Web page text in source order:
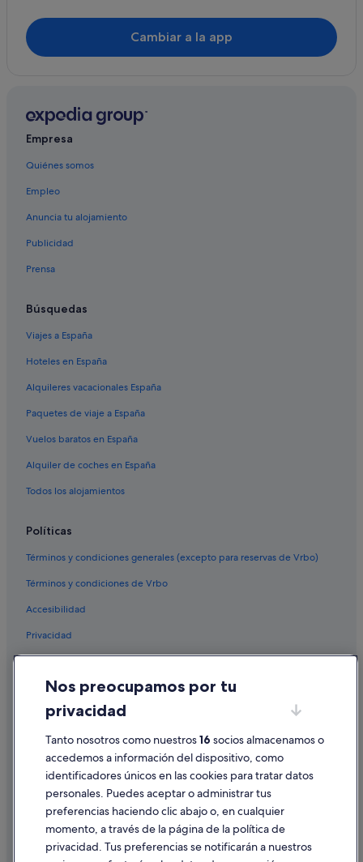
Cambiar a la app
Empresa
Quiénes somos
Empleo
Anuncia tu alojamiento
Publicidad
Prensa
Búsquedas
Viajes a España
Hoteles en España
Alquileres vacacionales España
Paquetes de viaje a España
Vuelos baratos en España
Alquiler de coches en España
Todos los alojamientos
Políticas
Términos y condiciones generales (excepto para reservas de Vrbo)
Términos y condiciones de Vrbo
Accesibilidad
Privacidad
Cookies
Condiciones de uso
Información legal/contacto
Pautas sobre el contenido y cómo denunciar contenido
Ayuda
Cancelar un vuelo
Cancelar una reserva de hotel o de un alquiler vacacional
Nos preocupamos por tu
privacidad
Tanto nosotros como nuestros16 socios almacenamos o
accedemos a información del dispositivo, como
identificadores únicos en las cookies para tratar datos
personales. Puedes aceptar o administrar tus
preferencias haciendo clic abajo o, en cualquier
momento, a través de la página de la política de
privacidad. Tus preferencias se notificarán a nuestros